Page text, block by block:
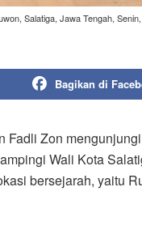
Salatiga, Jawa Tengah,
Bagikan di
Fadli Zon
Wali Kota
bersejarah, yaitu